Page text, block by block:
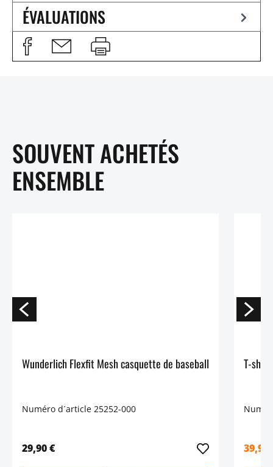
ÉVALUATIONS
SOUVENT ACHETÉS
ENSEMBLE
Wunderlich Flexfit Mesh casquette de baseball
Numéro d´article 25252-000
29,90 €
T-shirt
39,90